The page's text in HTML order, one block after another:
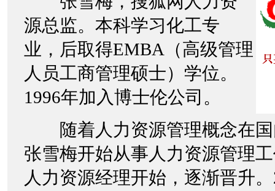
源总监。本科学习化工专
业，后取得EMBA（高级管理
人员工商管理硕士）学位。
1996年加入博士伦公司。
随着人力资源管理概念在国
张雪梅开始从事人力资源管理
人力资源经理开始，逐渐晋升